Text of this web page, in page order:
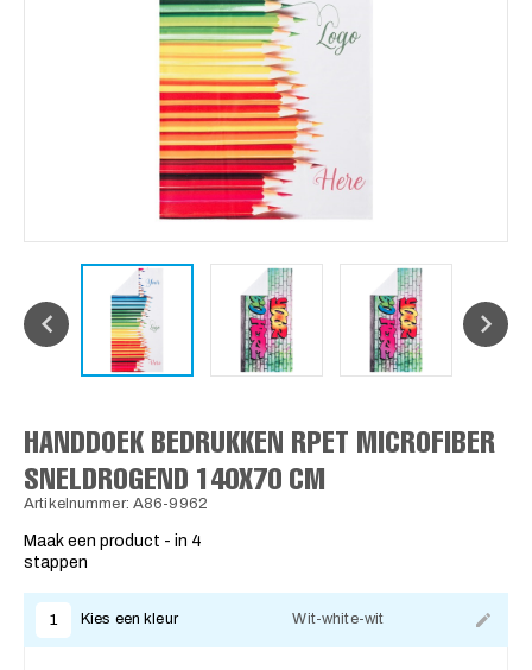
HANDDOEK BEDRUKKEN RPET MICROFIBER
SNELDROGEND 140X70 CM
Artikelnummer: A86-9962
Maak een product - in 4
stappen
1 Kies een kleur Wit-white-wit